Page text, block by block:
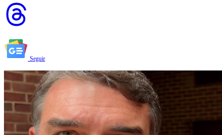
Seguir